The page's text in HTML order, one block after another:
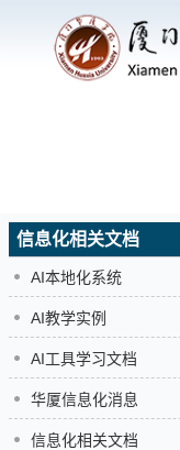
信息化相关文档
AI本地化系统
AI教学实例
AI工具学习文档
华厦信息化消息
信息化相关文档